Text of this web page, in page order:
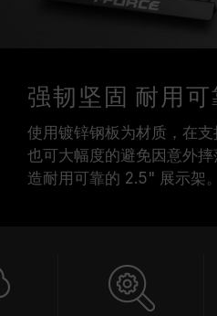
强韧坚固 耐用可
使用镀锌钢板为材质，在
也可大幅度的避免因意外
造耐用可靠的 2.5" 展示架。